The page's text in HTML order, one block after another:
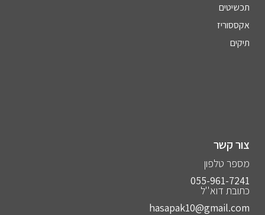
תכשיטים
אקססוריז
תיקים
צור קשר
מספר טלפון
055-961-7241⁩
כתובת דוא''ל
hasapak10@gmail.com